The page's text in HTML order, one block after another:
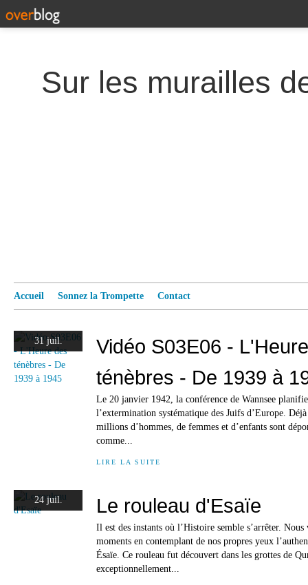
Accueil Sonnez la Trompette Contact
31 juil.
Vidéo S03E06 -
ténèbres - De 1939 à
Le 20 janvier 1942, la conférence de Wannsee
l’extermination systématique des Juifs d’Europe.
millions d’hommes, de femmes et d’enfants sont
comme...
LIRE LA SUITE
24 juil. Le rouleau d'Esaïe
Il est des instants où l’Histoire semble s’arrêter. Nous
moments en contemplant de nos propres yeux
Ésaïe. Ce rouleau fut découvert dans les grottes de
exceptionnellement...